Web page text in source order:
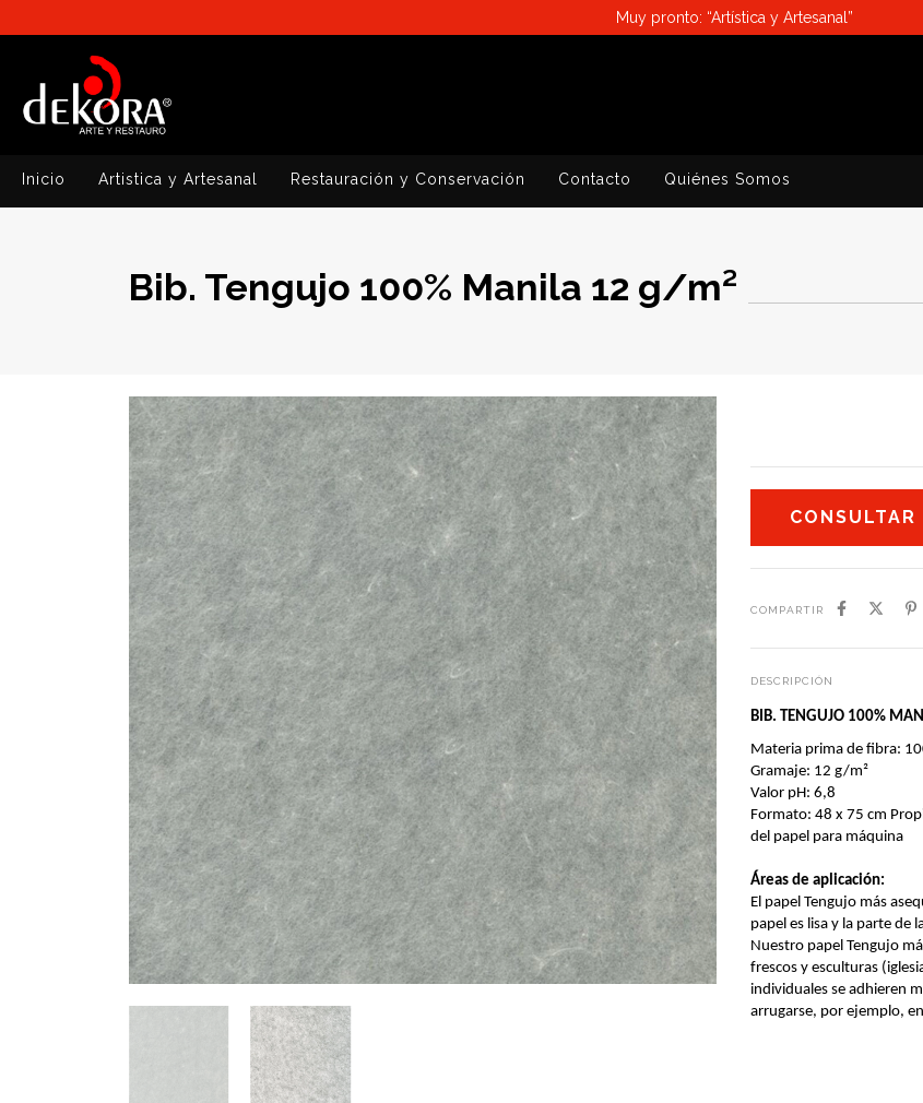
Muy pronto: “Artística y Artesanal”
Inicio Artistica y Artesanal Restauración y Conservación Contacto Quiénes Somos
Bib. Tengujo 100% Manila 12 g/m²
COMPARTIR
DESCRIPCIÓN
BIB. TENGUJO 100%
Materia prima de fibra:
Gramaje: 12 g/m²
Valor pH: 6,8
Formato: 48 x 75 cm
del papel para máquina
Áreas de aplicación:
El papel Tengujo más
papel es lisa y la parte de
Nuestro papel Tengujo
frescos y esculturas
individuales se adhieren
arrugarse, por ejemplo,